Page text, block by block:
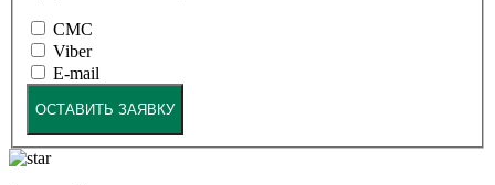
СМС
Viber
E-mail
ОСТАВИТЬ ЗАЯВКУ